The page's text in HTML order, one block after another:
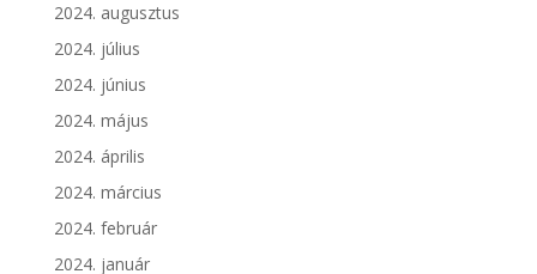
2024. augusztus
2024. július
2024. június
2024. május
2024. április
2024. március
2024. február
2024. január